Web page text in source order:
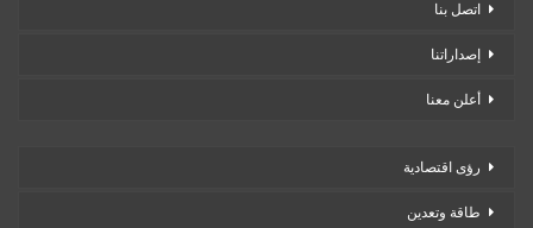
اتصل بنا
إصداراتنا
أعلن معنا
رؤى اقتصادية
طاقة وتعدين